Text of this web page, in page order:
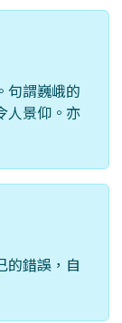
句謂巍峨的
人景仰。亦
的錯誤，自